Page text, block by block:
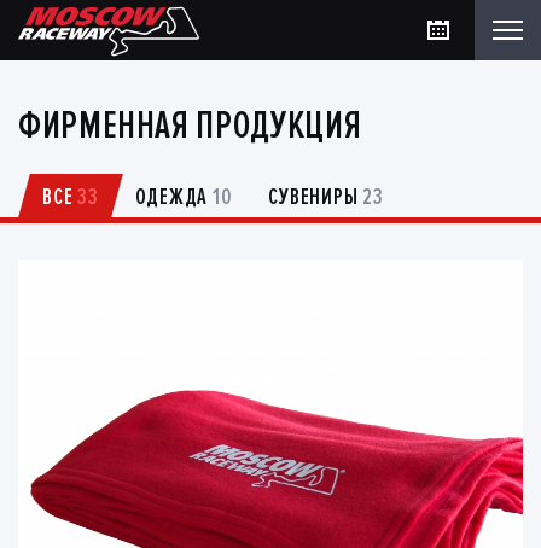
ФИРМЕННАЯ ПРОДУКЦИЯ
ВСЕ33 ОДЕЖДА 10 СУВЕНИРЫ 23